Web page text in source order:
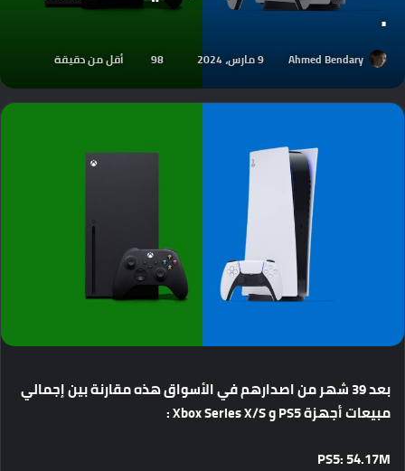
.
Ahmed Bendary 9 مارس، 2024 98 أقل من دقيقة
بعد شهرمناصدارهمفيالأسواقهذهمقارنةبينإجمالي
مبيعاتأجهزة و
PS5: 54.17M